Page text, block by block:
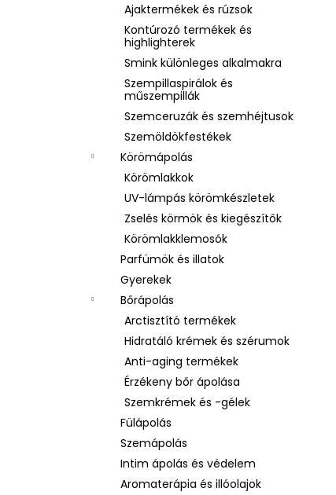
Ajaktermékek és rúzsok
Kontúrozó termékek és
highlighterek
Smink különleges alkalmakra
Szempillaspirálok és
műszempillák
Szemceruzák és szemhéjtusok
Szemöldökfestékek
Körömápolás
Körömlakkok
UV-lámpás körömkészletek
Zselés körmök és kiegészítők
Körömlakklemosók
Parfümök és illatok
Gyerekek
Bőrápolás
Arctisztító termékek
Hidratáló krémek és szérumok
Anti-aging termékek
Érzékeny bőr ápolása
Szemkrémek és -gélek
Fülápolás
Szemápolás
Intim ápolás és védelem
Aromaterápia és illóolajok